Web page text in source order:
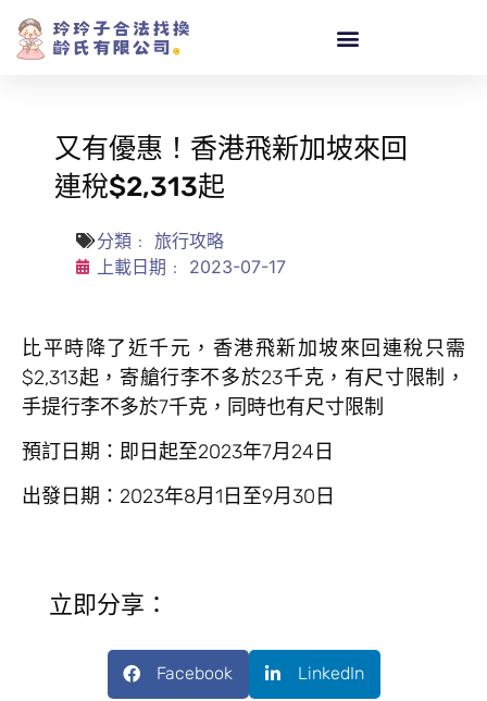
又有優惠！香港飛新加坡來回
連稅$2,313起
分類﹕ 旅行攻略
上載日期﹕
2023-07-17
比平時降了近千元，香港飛新加坡來回連稅只需
$2,313起，寄艙行李不多於23千克，有尺寸限制，
手提行李不多於7千克，同時也有尺寸限制
預訂日期：即日起至2023年7月24日
出發日期：2023年8月1日至9月30日
立即分享：
Facebook LinkedIn